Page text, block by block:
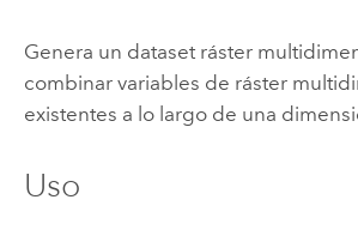
Genera un dataset ráster
combinar variables de ráster
existentes a lo largo de una
Uso